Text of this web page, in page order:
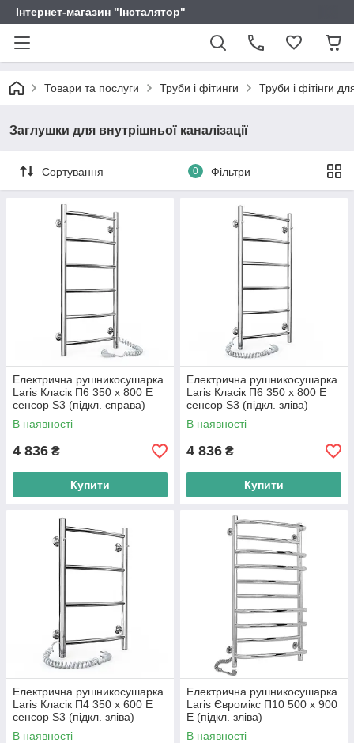
Інтернет-магазин "Інсталятор"
Товари та послуги Труби і фітинги Труби і фітінги
Заглушки для внутрішньої каналізації
Сортування 0 Фільтри
Електрична рушникосушарка
Laris Класік П6 350 х 800 Е
сенсор S3 (підкл. справа)
В наявності
4 836 ₴
Купити
Електрична рушникосушарка
Laris Класік П6 350 х 800 Е
сенсор S3 (підкл. зліва)
В наявності
4 836 ₴
Купити
Електрична рушникосушарка
Laris Класік П4 350 х 600 Е
сенсор S3 (підкл. зліва)
В наявності
Електрична рушникосушарка
Laris Євромікс П10 500 х 900
Е (підкл. зліва)
В наявності